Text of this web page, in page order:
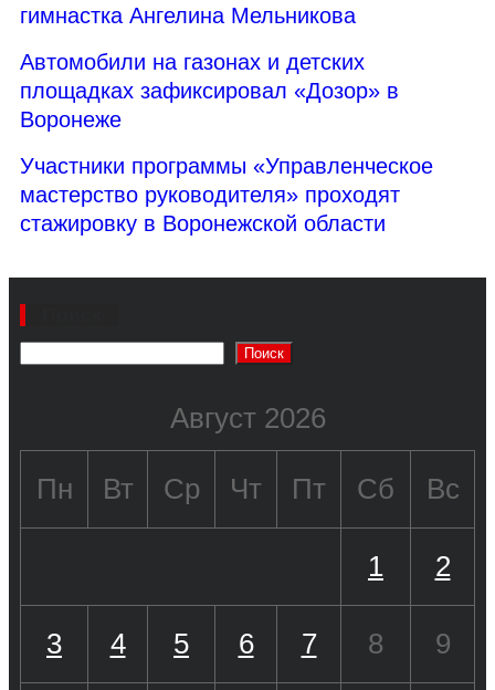
гимнастка Ангелина Мельникова
Автомобили на газонах и детских
площадках зафиксировал «Дозор» в
Воронеже
Участники программы «Управленческое
мастерство руководителя» проходят
стажировку в Воронежской области
Поиск
Август 2026
Пн Вт Ср Чт Пт Сб Вс
1 2
3 4 5 6 7 8 9